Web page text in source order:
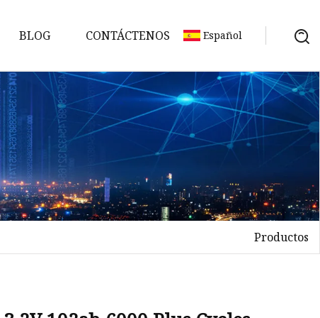
BLOG CONTÁCTENOS Español
Productos